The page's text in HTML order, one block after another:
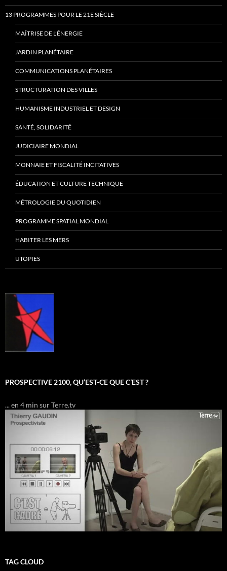
13 PROGRAMMES POUR LE 21E SIÈCLE
MAÎTRISE DE L’ÉNERGIE
JARDIN PLANÉTAIRE
COMMUNICATIONS PLANÉTAIRES
STRUCTURATION DES VILLES
HUMANISME INDUSTRIEL ET DESIGN
SANTÉ, SOLIDARITÉ
JUDICIAIRE MONDIAL
MONNAIE ET FISCALITÉ INCITATIVES
ÉDUCATION ET CULTURE TECHNIQUE
MÉTROLOGIE DU QUOTIDIEN
PROGRAMME SPATIAL MONDIAL
HABITER LES MERS
UTOPIES
PROSPECTIVE 2100, QU’EST-CE QUE C’EST ?
... en 4 min sur Terre.tv
TAG CLOUD